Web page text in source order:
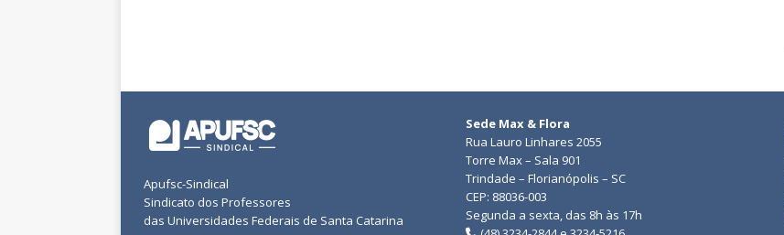
Apufsc-Sindical
Sindicato dos Professores
das Universidades Federais de Santa Catarina
Sede Max & Flora
Rua Lauro Linhares 2055
Torre Max – Sala 901
Trindade – Florianópolis – SC
CEP: 88036-003
Segunda a sexta, das 8h às 17h